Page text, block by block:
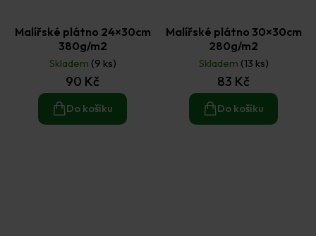
Malířské plátno 24×30cm
380g/m2
Skladem (9 ks)
90 Kč
Do košíku
Malířské plátno 30×30cm
280g/m2
Skladem (13 ks)
83 Kč
Do košíku